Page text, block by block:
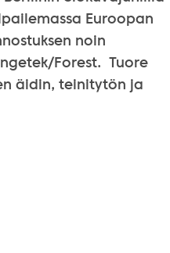
Euroopan
noin
Forest. Tuore
äidin, teinitytön ja